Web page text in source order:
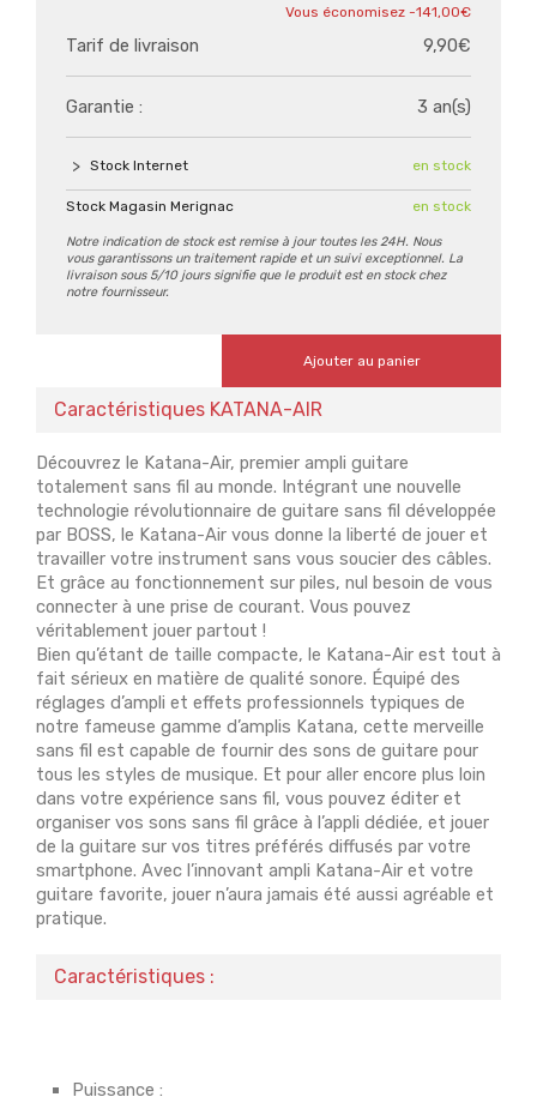
-141,00€
Tarif de livraison 9,90€
Garantie : 3 an(s)
Stock Internet en stock
Stock Magasin Merignac en stock
Notre indication de stock est remise à jour toutes les 24H. Nous
vous garantissons un traitement rapide et un suivi exceptionnel. La
livraison sous 5/10 jours signifie que le produit est en stock chez
notre fournisseur.
Ajouter au panier
Caractéristiques KATANA-AIR
Découvrez le Katana-Air, premier ampli guitare
totalement sans fil au monde. Intégrant une nouvelle
technologie révolutionnaire de guitare sans fil développée
par BOSS, le Katana-Air vous donne la liberté de jouer et
travailler votre instrument sans vous soucier des câbles.
Et grâce au fonctionnement sur piles, nul besoin de vous
connecter à une prise de courant. Vous pouvez
véritablement jouer partout !
Bien qu’étant de taille compacte, le Katana-Air est tout à
fait sérieux en matière de qualité sonore. Équipé des
réglages d’ampli et effets professionnels typiques de
notre fameuse gamme d’amplis Katana, cette merveille
sans fil est capable de fournir des sons de guitare pour
tous les styles de musique. Et pour aller encore plus loin
dans votre expérience sans fil, vous pouvez éditer et
organiser vos sons sans fil grâce à l’appli dédiée, et jouer
de la guitare sur vos titres préférés diffusés par votre
smartphone. Avec l’innovant ampli Katana-Air et votre
guitare favorite, jouer n’aura jamais été aussi agréable et
pratique.
Caractéristiques :
Puissance :